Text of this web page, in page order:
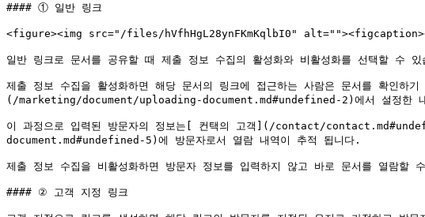
#### ① 일반 링크
<figure><img src="/files/hVfhHgL28ynFKmKqlbI0"
일반 링크로 문서를 공유할 때 제출 정보 수집의 활성화와 비활성화를 선택할 수 있
제출 정보 수집을 활성화하면 해당 문서의 링크에 접근하는 사람은 문서를 확인하
(/marketing/document/uploading-document.md#undefined-2)에서 설정한 내
이 과정으로 입력된 방문자의 정보는[ 컨택의 고객](/contact/
document.md#undefined-5)에 방문자로서 열람 내역이 추적 됩니다.
제출 정보 수집을 비활성화하면 방문자 정보를 입력하지 않고 바로 문서를 열람
#### ② 고객 지정 링크